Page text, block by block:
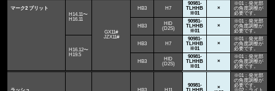
マーク2 ブリット
H14.11〜
H16.11
GX11#
JZX11#
HB3 H7
90981-
TLHHB
※01
×
※01：発光部
の角度調整が
必要です。
HB3
HID
(D2S)
90981-
TLHHB
※01
×
※01：発光部
の角度調整が
必要です。
H16.12〜
H19.5
HB3 H7
90981-
TLHHB
※01
×
※01：発光部
の角度調整が
必要です。
HB3
HID
(D2S)
90981-
TLHHB
※01
×
※01：発光部
の角度調整が
必要です。
90981-
×
※01：発光部
の角度調整が
必要です。